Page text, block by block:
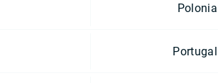
Polonia
Portugal